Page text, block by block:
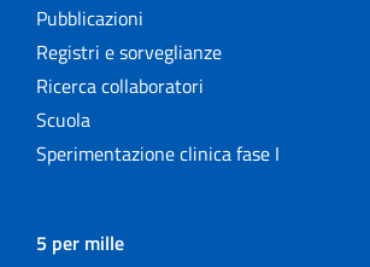
Pubblicazioni
Registri e sorveglianze
Ricerca collaboratori
Scuola
Sperimentazione clinica fase I
5 per mille